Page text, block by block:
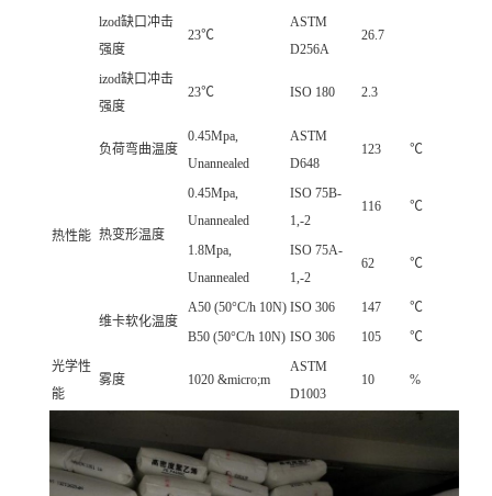
lzod缺口冲击
强度
23℃
ASTM
D256A
26.7
izod缺口冲击
强度
23℃ ISO 180 2.3
热性能
负荷弯曲温度
0.45Mpa,
Unannealed
ASTM
D648
123 ℃
热变形温度
0.45Mpa,
Unannealed
ISO 75B-
1,-2
116 ℃
1.8Mpa,
Unannealed
ISO 75A-
1,-2
62 ℃
维卡软化温度
A50 (50°C/h 10N) ISO 306 147
℃
B50 (50°C/h 10N) ISO 306 105
℃
光学性
能
雾度 1020 &micro;m
ASTM
D1003
10 %